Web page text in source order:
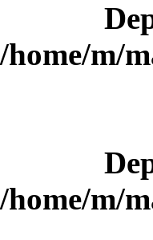
/home/m/
/home/m/